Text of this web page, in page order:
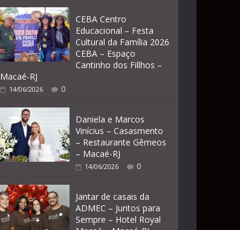
CEBA Centro
Educacional – Festa
Cultural da Família 2026
CEBA – Espaço
Cantinho dos Fillhos –
Macaé-RJ
14/06/2026 0
Daniela e Marcos
Vinícius – Casasmento
– Restaurante Gêmeos
– Macaé-RJ
14/06/2026 0
Jantar de casais da
ADMEC – Juntos para
Sempre – Hotel Royal